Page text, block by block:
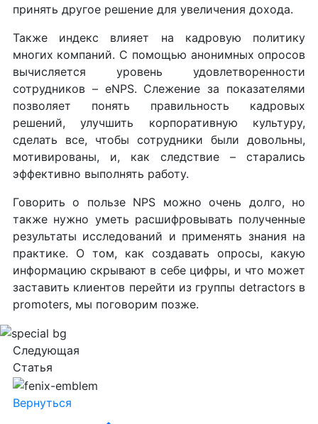
принять другое решение для увеличения дохода.
Также индекс влияет на кадровую политику
многих компаний. С помощью анонимных опросов
вычисляется уровень удовлетворенности
сотрудников – eNPS. Слежение за показателями
позволяет понять правильность кадровых
решений, улучшить корпоративную культуру,
сделать все, чтобы сотрудники были довольны,
мотивированы, и, как следствие – старались
эффективно выполнять работу.
Говорить о пользе NPS можно очень долго, но
также нужно уметь расшифровывать полученные
результаты исследований и применять знания на
практике. О том, как создавать опросы, какую
информацию скрывают в себе цифры, и что может
заставить клиентов перейти из группы detractors в
promoters, мы поговорим позже.
Следующая
Статья
Вернуться